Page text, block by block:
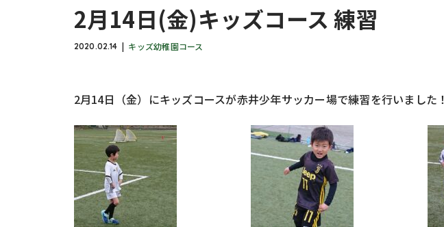
2月14日(金)キッズコース 練習
2020.02.14 キッズ幼稚園コース
2月14日（金）にキッズコースが赤井少年サッカー場で練習を行いました！